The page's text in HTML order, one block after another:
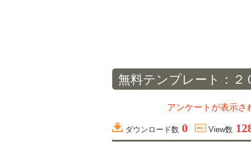
無料テンプレート：２
アンケートが表示さ
ダウンロード数 0 View数